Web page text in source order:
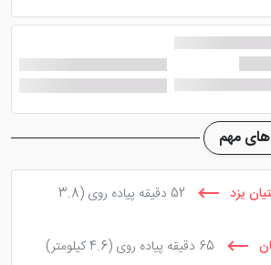
غذاهای ایرانی و سنتی با منوی انتخابی)،
های سرد و گرم متنوع)، تاکسی
اتاق چمدان، بلمن، سیستم اطفاء و اعلان
این هتل خشتی را با دیگر همتایان
کرده است.
مهم
یزد 52 دقیقه پیاده روی
(3.8
65 دقیقه پیاده روی
(4.6 کیلومتر)